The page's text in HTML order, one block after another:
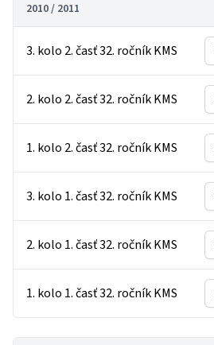
2010 / 2011
3. kolo 2. časť 32. ročník KMS
2. kolo 2. časť 32. ročník KMS
1. kolo 2. časť 32. ročník KMS
3. kolo 1. časť 32. ročník KMS
2. kolo 1. časť 32. ročník KMS
1. kolo 1. časť 32. ročník KMS